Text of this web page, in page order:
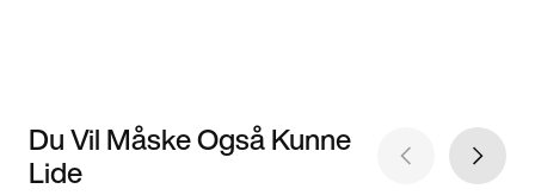
Du Vil Måske Også Kunne
Lide